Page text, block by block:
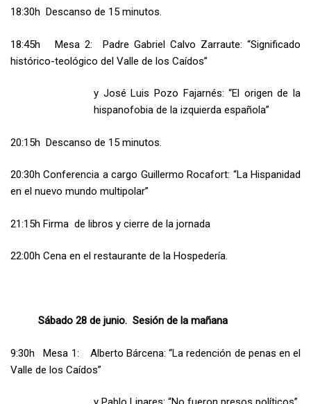
18:30h Descanso de 15 minutos.
18:45h Mesa 2: Padre Gabriel Calvo Zarraute: “Significado
histórico-teológico del Valle de los Caídos”
y José Luis Pozo Fajarnés: “El origen de la
hispanofobia de la izquierda española”
20:15h Descanso de 15 minutos.
20:30h Conferencia a cargo Guillermo Rocafort: “La Hispanidad
en el nuevo mundo multipolar”
21:15h Firma de libros y cierre de la jornada
22:00h Cena en el restaurante de la Hospedería.
Sábado 28 de junio. Sesión de la mañana
9:30h Mesa 1: Alberto Bárcena: “La redención de penas en el
Valle de los Caídos”